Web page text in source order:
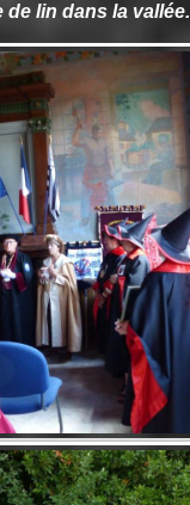
de lin dans la vallée.